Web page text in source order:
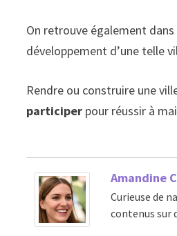
On retrouve également
développement d’une telle
Rendre ou construire une
participer pour réussir à
Amandine
Curieuse de
contenus sur